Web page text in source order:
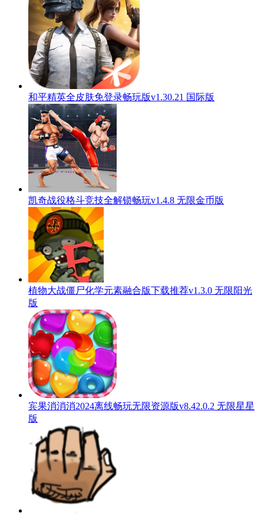
和平精英全皮肤免登录畅玩版v1.30.21 国际版
凯奇战役格斗竞技全解锁畅玩v1.4.8 无限金币版
植物大战僵尸化学元素融合版下载推荐v1.3.0 无限阳光
版
宾果消消消2024离线畅玩无限资源版v8.42.0.2 无限星星
版